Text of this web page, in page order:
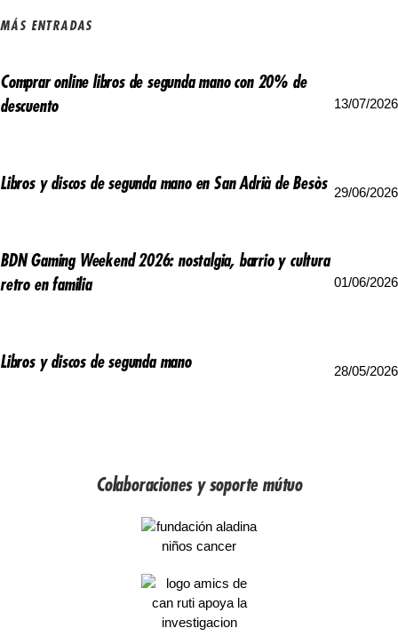
MÁS ENTRADAS
Comprar online libros de segunda mano con 20% de
descuento
13/07/2026
Libros y discos de segunda mano en San Adrià de Besòs 29/06/2026
BDN Gaming Weekend 2026: nostalgia, barrio y cultura
retro en familia
01/06/2026
Libros y discos de segunda mano 28/05/2026
Colaboraciones y soporte mútuo